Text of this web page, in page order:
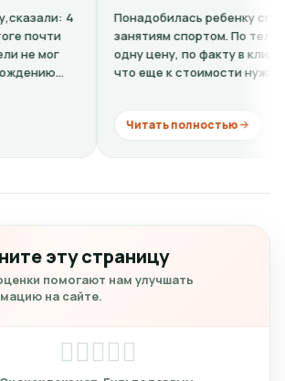
Понадобилась ребенку справка-
занятиям спортом. По телефону
одну цену, по факту в клинике
что еще к стоимости нужно добавить
Читать полностью
эту страницу
помогают нам улучшать
на сайте.